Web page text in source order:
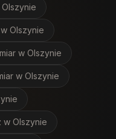
w Olszynie
w Olszynie
w Olszynie
w Olszynie